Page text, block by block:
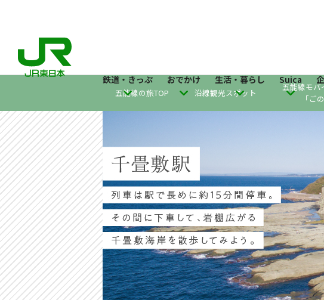
鉄道・きっぷ おでかけ 生活・暮らし Suica
五能線の旅TOP 沿線観光スポット
五能線モバ
「ご